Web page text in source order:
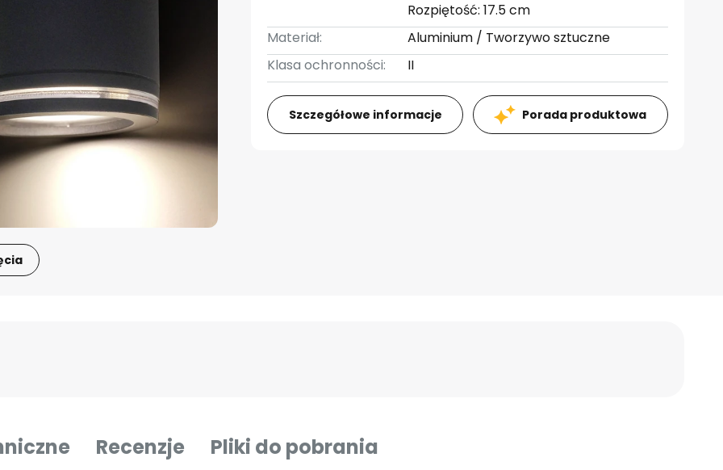
Rozpiętość: 17.5 cm
Materiał:
Aluminium / Tworzywo sztuczne
Klasa ochronności:
II
Szczegółowe informacje Porada produktowa
Recenzje Pliki do pobrania